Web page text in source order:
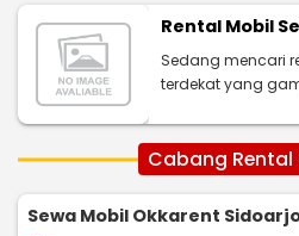
Rental Mobil
Sedang mencari
terdekat yang
Cabang Rental
Sewa Mobil Okkarent